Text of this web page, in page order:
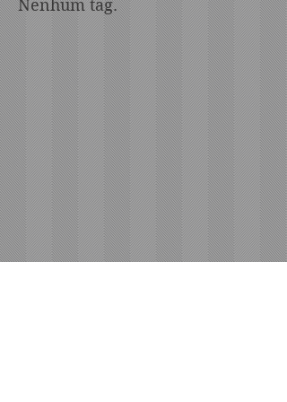
Nenhum tag.